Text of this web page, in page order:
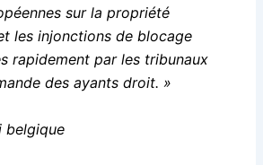
sur la propriété
les injonctions de blocage
rapidement par les tribunaux
des ayants droit. »
belgique